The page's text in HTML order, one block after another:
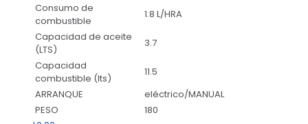
Consumo de
combustible
1.8 L/HRA
Capacidad de aceite
(LTS)
3.7
Capacidad
combustible (lts)
11.5
ARRANQUE
eléctrico/MANUAL
PESO
180